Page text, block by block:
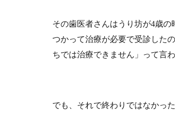
その歯医者さんはうり坊が4歳
つかって治療が必要で受診した
ちでは治療できません」って言
でも、それで終わりではなかった